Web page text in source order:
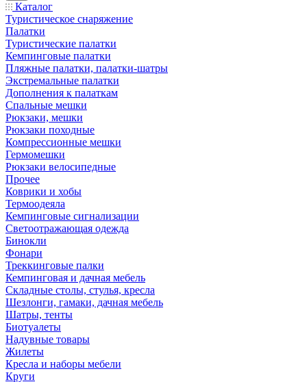
Каталог
Туристическое снаряжение
Палатки
Туристические палатки
Кемпинговые палатки
Пляжные палатки, палатки-шатры
Экстремальные палатки
Дополнения к палаткам
Спальные мешки
Рюкзаки, мешки
Рюкзаки походные
Компрессионные мешки
Гермомешки
Рюкзаки велосипедные
Прочее
Коврики и хобы
Термоодеяла
Кемпинговые сигнализации
Светоотражающая одежда
Бинокли
Фонари
Треккинговые палки
Кемпинговая и дачная мебель
Складные столы, стулья, кресла
Шезлонги, гамаки, дачная мебель
Шатры, тенты
Биотуалеты
Надувные товары
Жилеты
Кресла и наборы мебели
Круги